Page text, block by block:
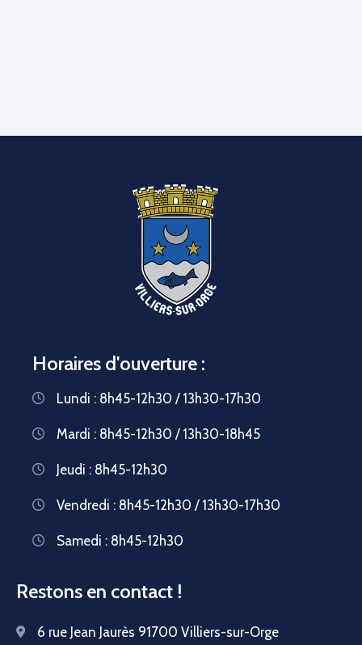
Horaires d'ouverture :
Lundi : 8h45-12h30 / 13h30-17h30
Mardi : 8h45-12h30 / 13h30-18h45
Jeudi : 8h45-12h30
Vendredi : 8h45-12h30 / 13h30-17h30
Samedi : 8h45-12h30
Restons en contact !
6 rue Jean Jaurès 91700 Villiers-sur-Orge